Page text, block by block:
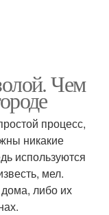
Чем
процесс,
никакие
используются
мел.
либо их